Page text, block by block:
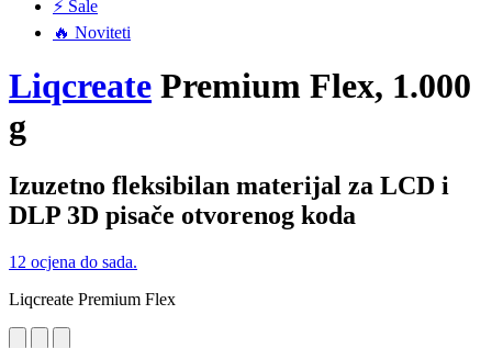
⚡ Sale
🔥 Noviteti
Liqcreate Premium Flex, 1.000
g
Izuzetno fleksibilan materijal za LCD i
DLP 3D pisače otvorenog koda
12 ocjena do sada.
Liqcreate Premium Flex